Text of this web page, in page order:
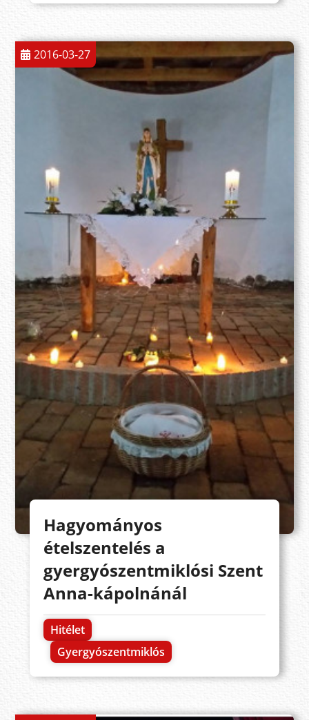
2016-03-27
Hagyományos
ételszentelés a
gyergyószentmiklósi Szent
Anna-kápolnánál
Hitélet
Gyergyószentmiklós